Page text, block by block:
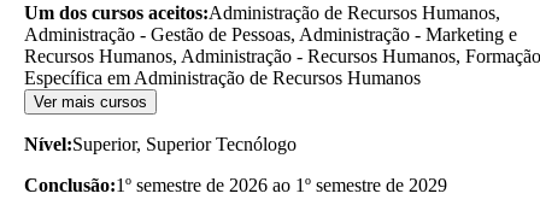
Um dos cursos aceitos:Administração de Recursos Humanos,
Administração - Gestão de Pessoas, Administração - Marketing e
Recursos Humanos, Administração - Recursos Humanos, Formação
Específica em Administração de Recursos Humanos
Ver mais cursos
Nível:Superior, Superior Tecnólogo
Conclusão:1º semestre de 2026 ao 1º semestre de 2029